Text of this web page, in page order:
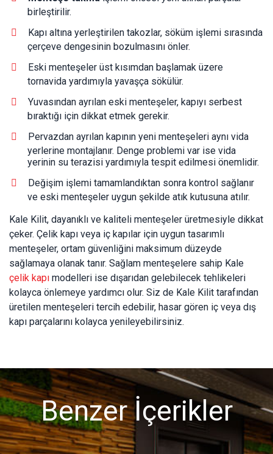
birleştirilir.
Kapı altına yerleştirilen takozlar, söküm işlemi sırasında
çerçeve dengesinin bozulmasını önler.
Eski menteşeler üst kısımdan başlamak üzere
tornavida yardımıyla yavaşça sökülür.
Yuvasından ayrılan eski menteşeler, kapıyı serbest
bıraktığı için dikkat etmek gerekir.
Pervazdan ayrılan kapının yeni menteşeleri aynı vida
yerlerine montajlanır. Denge problemi var ise vida
yerinin su terazisi yardımıyla tespit edilmesi önemlidir.
Değişim işlemi tamamlandıktan sonra kontrol sağlanır
ve eski menteşeler uygun şekilde atık kutusuna atılır.
Kale Kilit, dayanıklı ve kaliteli menteşeler üretmesiyle dikkat
çeker. Çelik kapı veya iç kapılar için uygun tasarımlı
menteşeler, ortam güvenliğini maksimum düzeyde
sağlamaya olanak tanır. Sağlam menteşelere sahip Kale
çelik kapı modelleri ise dışarıdan gelebilecek tehlikeleri
kolayca önlemeye yardımcı olur. Siz de Kale Kilit tarafından
üretilen menteşeleri tercih edebilir, hasar gören iç veya dış
kapı parçalarını kolayca yenileyebilirsiniz.
Benzer İçerikler